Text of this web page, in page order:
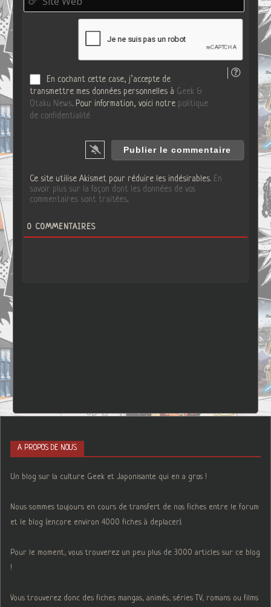
i
t
En cochant cette case, j’accepte de
transmettre mes données personnelles à Geek &
Otaku News. Pour information, voici notre politique
de confidentialité
Ce site utilise Akismet pour réduire les indésirables. En
savoir plus sur la façon dont les données de vos
commentaires sont traitées.
0 COMMENTAIRES
A PROPOS DE NOUS
Un blog sur la culture Geek et Japonisante qui en a gros !
Nous sommes toujours en cours de transfert de nos fiches entre le forum
et le blog (encore environ 4000 fiches à deplacer).
Pour le moment, vous trouverez un peu plus de 3000 articles sur ce blog
!
Vous trouverez donc des fiches mangas, animés, séries TV, romans ou films